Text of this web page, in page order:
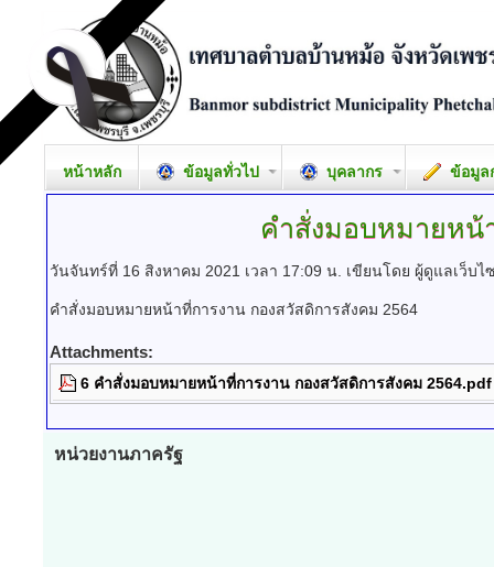
หน้าหลัก ข้อมูลทั่วไป บุคลากร ข้อมูล
คำสั่งมอบหมายหน้
วันจันทร์ที่ 16 สิงหาคม 2021 เวลา 17:09 น. เขียนโดย ผู้ดูแลเว็บไ
คำสั่งมอบหมายหน้าที่การงาน กองสวัสดิการสังคม 2564
Attachments:
6 คำสั่งมอบหมายหน้าที่การงาน กองสวัสดิการสังคม 2564.pdf
หน่วยงานภาครัฐ